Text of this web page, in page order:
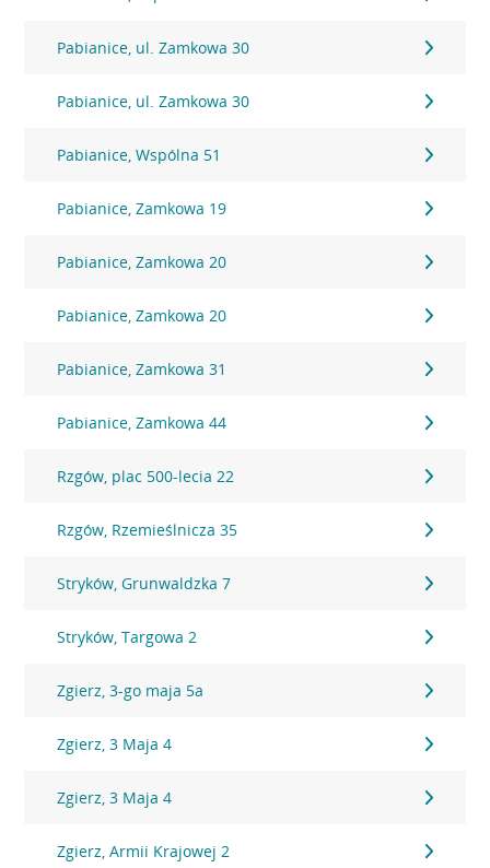
Pabianice, ul. Zamkowa 30
Pabianice, ul. Zamkowa 30
Pabianice, Wspólna 51
Pabianice, Zamkowa 19
Pabianice, Zamkowa 20
Pabianice, Zamkowa 20
Pabianice, Zamkowa 31
Pabianice, Zamkowa 44
Rzgów, plac 500-lecia 22
Rzgów, Rzemieślnicza 35
Stryków, Grunwaldzka 7
Stryków, Targowa 2
Zgierz, 3-go maja 5a
Zgierz, 3 Maja 4
Zgierz, 3 Maja 4
Zgierz, Armii Krajowej 2